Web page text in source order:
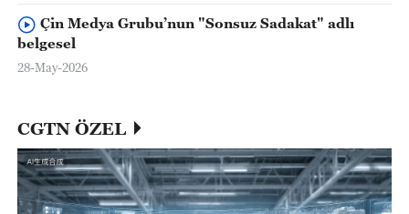
Çin Medya Grubu’nun "Sonsuz Sadakat" adlı
belgesel
28-May-2026
CGTN ÖZEL